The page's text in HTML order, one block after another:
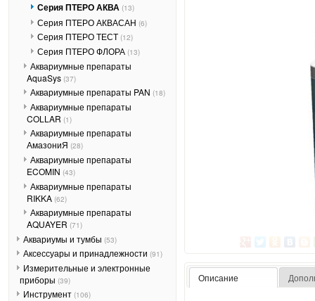
Описание
Серия ПТЕРО АКВА (13)
Серия ПТЕРО АКВАСАН (6)
Серия ПТЕРО ТЕСТ (12)
Серия ПТЕРО ФЛОРА (13)
Аквариумные препараты
AquaSys (37)
Аквариумные препараты PAN (18)
Аквариумные препараты
COLLAR (1)
Аквариумные препараты
АмазониЯ (28)
Аквариумные препараты
ECOMIN (43)
Аквариумные препараты
RIKKA (62)
Аквариумные препараты
AQUAYER (71)
Аквариумы и тумбы (53)
Аксессуары и принадлежности (91)
Измерительные и электронные
приборы (39)
Инструмент (106)